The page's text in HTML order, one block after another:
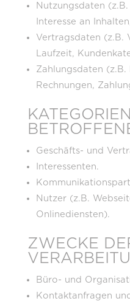
Nutzungsdaten
Interesse an
Vertragsdaten (z.B.
Laufzeit,
Zahlungsdaten
Rechnungen,
KATEGORIEN
Geschäfts- und
Interessenten.
Nutzer (z.B.
Onlinediensten).
ZWECKE
Büro- und
Kontaktanfragen